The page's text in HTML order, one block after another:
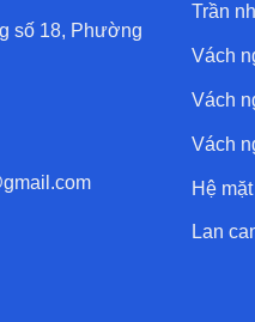
số 18, Phường
Trần
Vách
Vách
Vách
Hệ
Lan